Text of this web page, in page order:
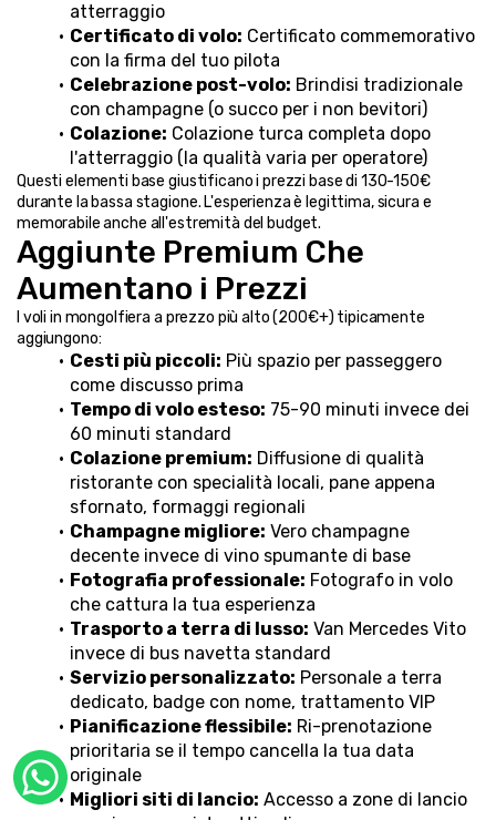
atterraggio
Certificato di volo: Certificato commemorativo
con la firma del tuo pilota
Celebrazione post-volo: Brindisi tradizionale
con champagne (o succo per i non bevitori)
Colazione: Colazione turca completa dopo
l'atterraggio (la qualità varia per operatore)
Questi elementi base giustificano i prezzi base di 130-150€
durante la bassa stagione. L'esperienza è legittima, sicura e
memorabile anche all'estremità del budget.
Aggiunte Premium Che
Aumentano i Prezzi
I voli in mongolfiera a prezzo più alto (200€+) tipicamente
aggiungono:
Cesti più piccoli: Più spazio per passeggero
come discusso prima
Tempo di volo esteso: 75-90 minuti invece dei
60 minuti standard
Colazione premium: Diffusione di qualità
ristorante con specialità locali, pane appena
sfornato, formaggi regionali
Champagne migliore: Vero champagne
decente invece di vino spumante di base
Fotografia professionale: Fotografo in volo
che cattura la tua esperienza
Trasporto a terra di lusso: Van Mercedes Vito
invece di bus navetta standard
Servizio personalizzato: Personale a terra
dedicato, badge con nome, trattamento VIP
Pianificazione flessibile: Ri-prenotazione
prioritaria se il tempo cancella la tua data
originale
Migliori siti di lancio: Accesso a zone di lancio